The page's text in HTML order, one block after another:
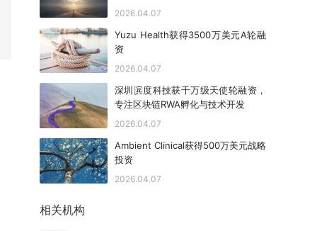
工程化难题
2026.04.07
Yuzu Health获得3500万美元A轮融
资
2026.04.07
深圳滨度科技获千万级天使轮融资，
专注区块链RWA孵化与技术开发
2026.04.07
Ambient Clinical获得500万美元战略
投资
2026.04.07
相关机构